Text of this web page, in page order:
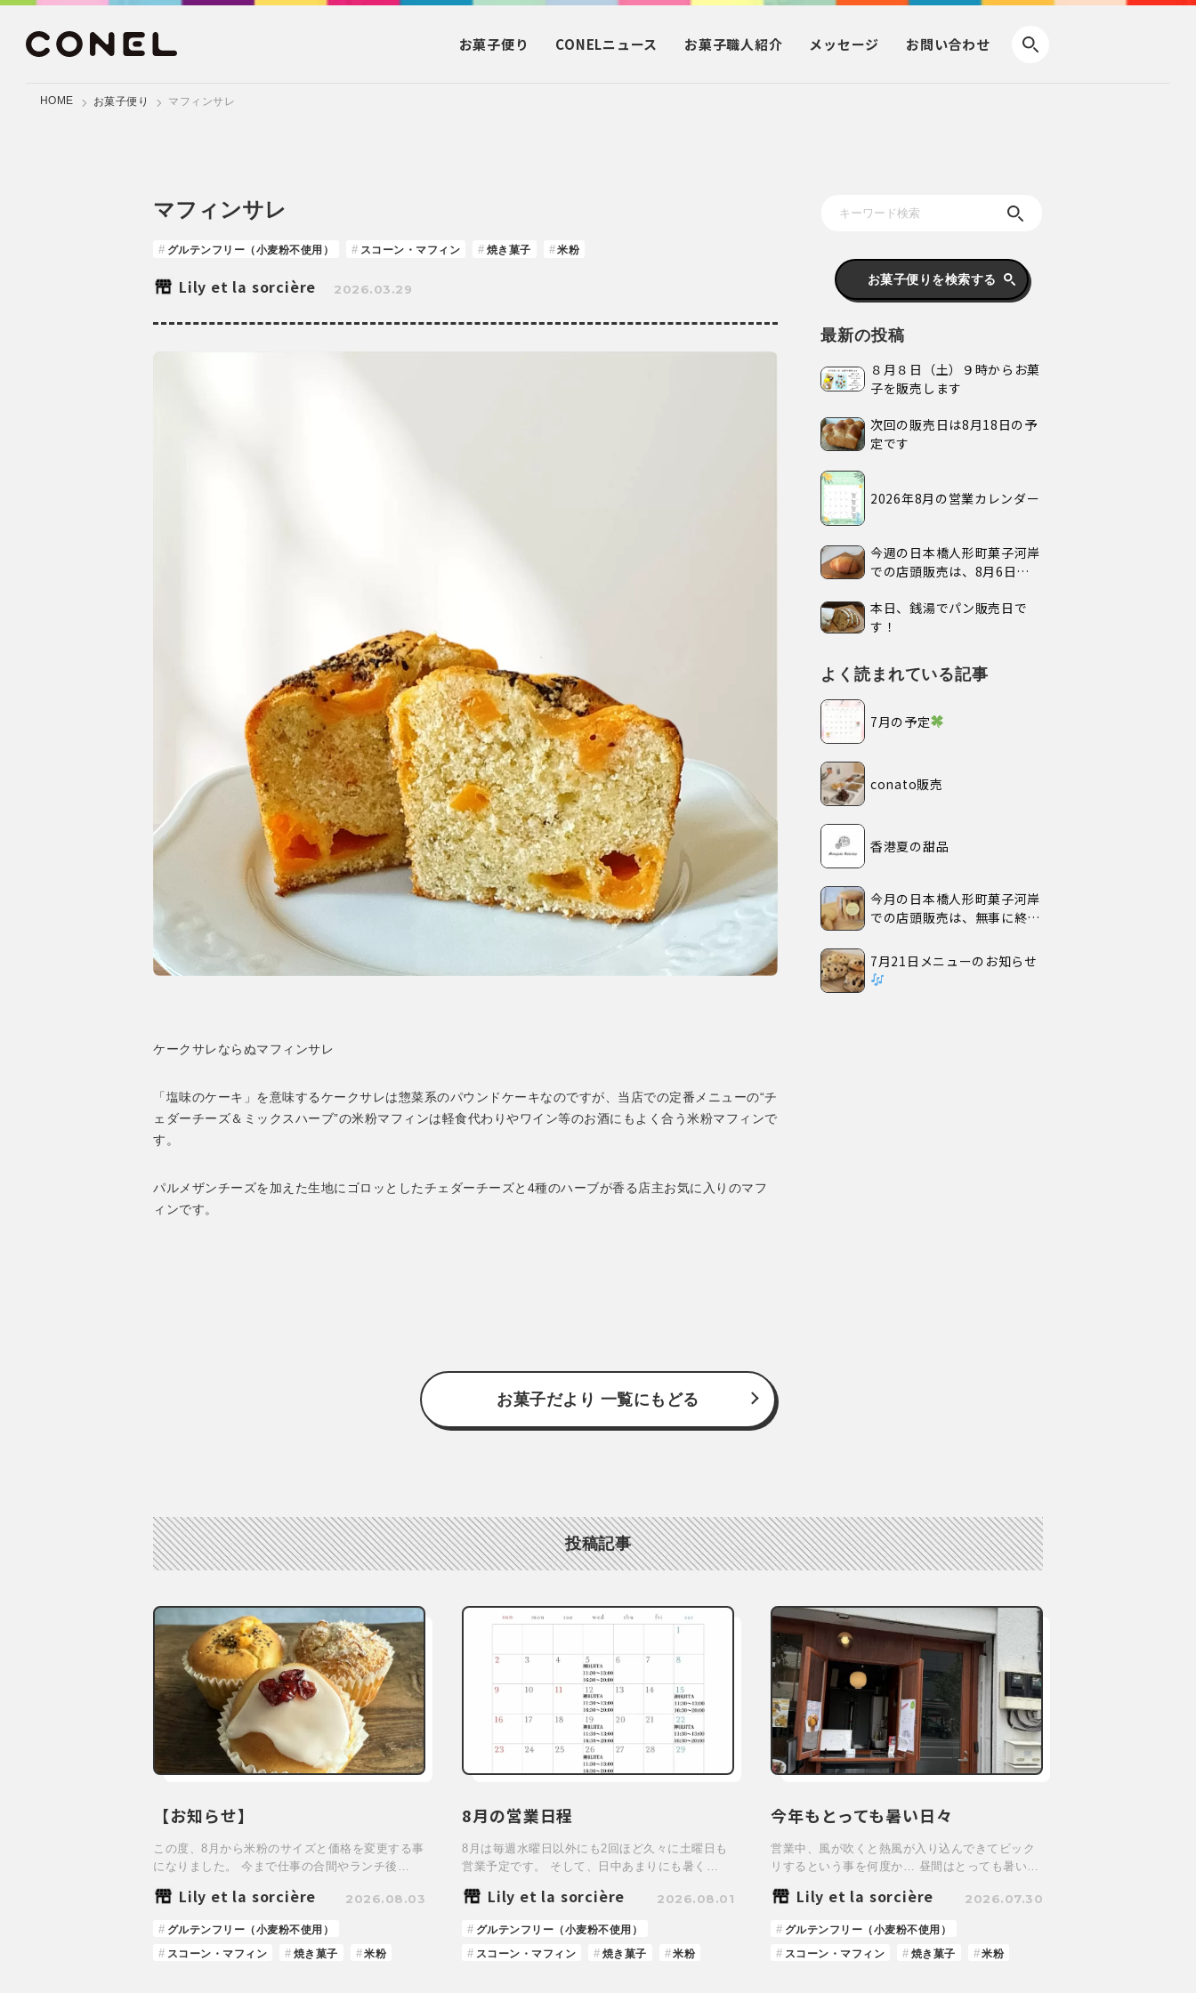
お菓子便り CONELニュース お菓子職人紹介 メッセージ お問い合わせ
HOME お菓子便り マフィンサレ
マフィンサレ
グルテンフリー（小麦粉不使用） スコーン・マフィン 焼き菓子 米粉
Lily et la sorcière 2026.03.29
ケークサレならぬマフィンサレ
「塩味のケーキ」を意味するケークサレは惣菜系のパウンドケーキなのですが、当店での定番メニューの“チ
ェダーチーズ＆ミックスハーブ”の米粉マフィンは軽食代わりやワイン等のお酒にもよく合う米粉マフィンで
す。
パルメザンチーズを加えた生地にゴロッとしたチェダーチーズと4種のハーブが香る店主お気に入りのマフ
ィンです。
お菓子だより 一覧にもどる
投稿記事
【お知らせ】
この度、8月から米粉のサイズと価格を変更する事
になりました。 今まで仕事の合間やランチ後…
Lily et la sorcière 2026.08.03
グルテンフリー（小麦粉不使用）
スコーン・マフィン
焼き菓子 米粉
8月の営業日程
8月は毎週水曜日以外にも2回ほど久々に土曜日も
営業予定です。 そして、日中あまりにも暑く…
Lily et la sorcière 2026.08.01
グルテンフリー（小麦粉不使用）
スコーン・マフィン
焼き菓子 米粉
今年もとっても暑い日々
営業中、風が吹くと熱風が入り込んできてビック
リするという事を何度か… 昼間はとっても暑い…
Lily et la sorcière 2026.07.30
グルテンフリー（小麦粉不使用）
スコーン・マフィン
焼き菓子 米粉
お菓子便りを検索する
最新の投稿
８月８日（土）９時からお菓
子を販売します
次回の販売日は8月18日の予
定です
2026年8月の営業カレンダー
今週の日本橋人形町菓子河岸
での店頭販売は、8月6日
す。
本日、銭湯でパン販売日で
す！
よく読まれている記事
7月の予定
conato販売
香港夏の甜品
今月の日本橋人形町菓子河岸
での店頭販売は、無事に終了
7月21日メニューのお知らせ